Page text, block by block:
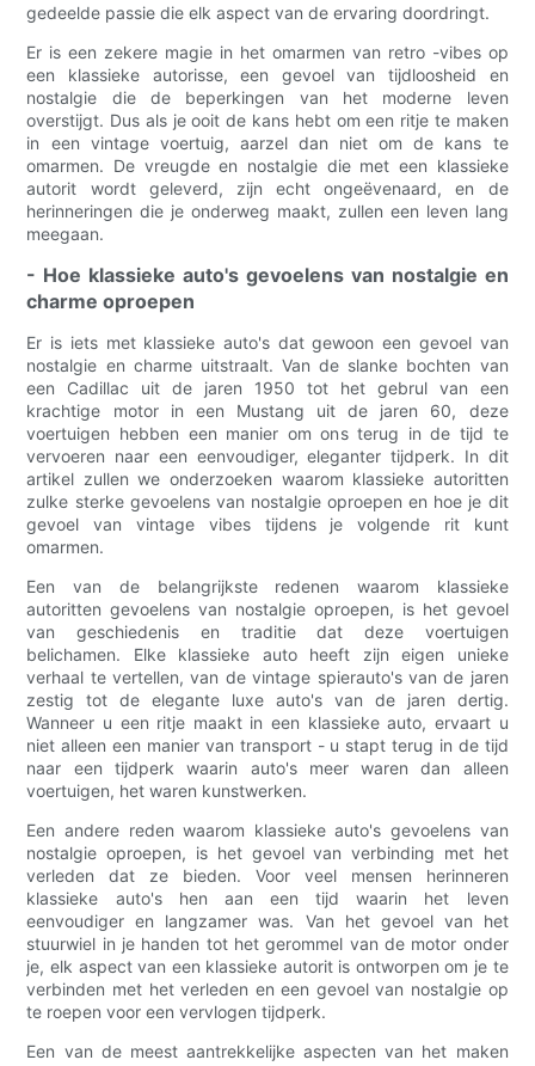
gedeelde passie die elk aspect van de ervaring doordringt.
Er is een zekere magie in het omarmen van retro -vibes op
een klassieke autorisse, een gevoel van tijdloosheid en
nostalgie die de beperkingen van het moderne leven
overstijgt. Dus als je ooit de kans hebt om een ​​ritje te maken
in een vintage voertuig, aarzel dan niet om de kans te
omarmen. De vreugde en nostalgie die met een klassieke
autorit wordt geleverd, zijn echt ongeëvenaard, en de
herinneringen die je onderweg maakt, zullen een leven lang
meegaan.
- Hoe klassieke auto's gevoelens van nostalgie en
charme oproepen
Er is iets met klassieke auto's dat gewoon een gevoel van
nostalgie en charme uitstraalt. Van de slanke bochten van
een Cadillac uit de jaren 1950 tot het gebrul van een
krachtige motor in een Mustang uit de jaren 60, deze
voertuigen hebben een manier om ons terug in de tijd te
vervoeren naar een eenvoudiger, eleganter tijdperk. In dit
artikel zullen we onderzoeken waarom klassieke autoritten
zulke sterke gevoelens van nostalgie oproepen en hoe je dit
gevoel van vintage vibes tijdens je volgende rit kunt
omarmen.
Een van de belangrijkste redenen waarom klassieke
autoritten gevoelens van nostalgie oproepen, is het gevoel
van geschiedenis en traditie dat deze voertuigen
belichamen. Elke klassieke auto heeft zijn eigen unieke
verhaal te vertellen, van de vintage spierauto's van de jaren
zestig tot de elegante luxe auto's van de jaren dertig.
Wanneer u een ritje maakt in een klassieke auto, ervaart u
niet alleen een manier van transport - u stapt terug in de tijd
naar een tijdperk waarin auto's meer waren dan alleen
voertuigen, het waren kunstwerken.
Een andere reden waarom klassieke auto's gevoelens van
nostalgie oproepen, is het gevoel van verbinding met het
verleden dat ze bieden. Voor veel mensen herinneren
klassieke auto's hen aan een tijd waarin het leven
eenvoudiger en langzamer was. Van het gevoel van het
stuurwiel in je handen tot het gerommel van de motor onder
je, elk aspect van een klassieke autorit is ontworpen om je te
verbinden met het verleden en een gevoel van nostalgie op
te roepen voor een vervlogen tijdperk.
Een van de meest aantrekkelijke aspecten van het maken